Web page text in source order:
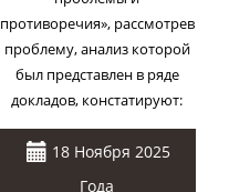
противоречия», рассмотрев
проблему, анализ которой
был представлен в ряде
докладов, констатируют:
18 Ноября 2025
Года